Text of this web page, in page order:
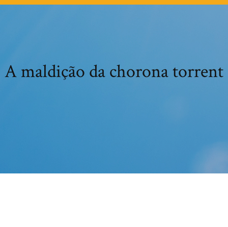
A maldição da chorona torrent